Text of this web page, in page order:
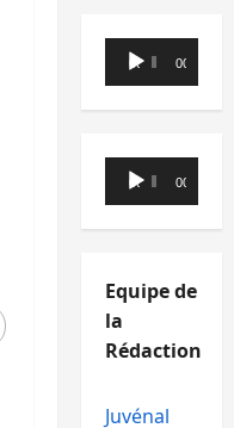
Partager
Lecteur
audio
00:00 00:00
Lecteur
audio
00:00 00:00
Equipe de
la
Rédaction
Juvénal